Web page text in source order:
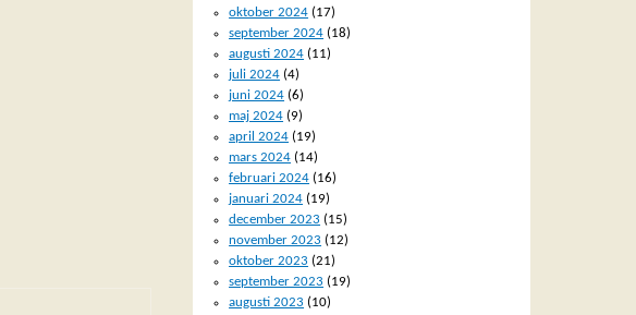
oktober 2024 (17)
september 2024 (18)
augusti 2024 (11)
juli 2024 (4)
juni 2024 (6)
maj 2024 (9)
april 2024 (19)
mars 2024 (14)
februari 2024 (16)
januari 2024 (19)
december 2023 (15)
november 2023 (12)
oktober 2023 (21)
september 2023 (19)
augusti 2023 (10)